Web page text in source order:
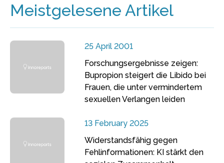
Meistgelesene Artikel
25 April 2001
Forschungsergebnisse zeigen:
Bupropion steigert die Libido bei
Frauen, die unter vermindertem
sexuellen Verlangen leiden
13 February 2025
Widerstandsfähig gegen
Fehlinformationen: KI stärkt den